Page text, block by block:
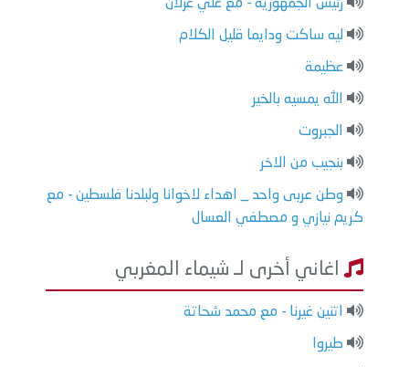
رئيس الجمهورية - مع علي غزلان
ليه ساكت ودايما قليل الكلام
عظيمة
الله يمسيه بالخير
الجبروت
بنجيب من الاخر
وطن عربى واحد _ اهداء لاخوانا ولبلدنا فلسطين - مع
كريم نيازي و مصطفي العسال
اغاني أخرى لـ شيماء المغربي
اتنين غيرنا - مع محمد شحاتة
طيروا